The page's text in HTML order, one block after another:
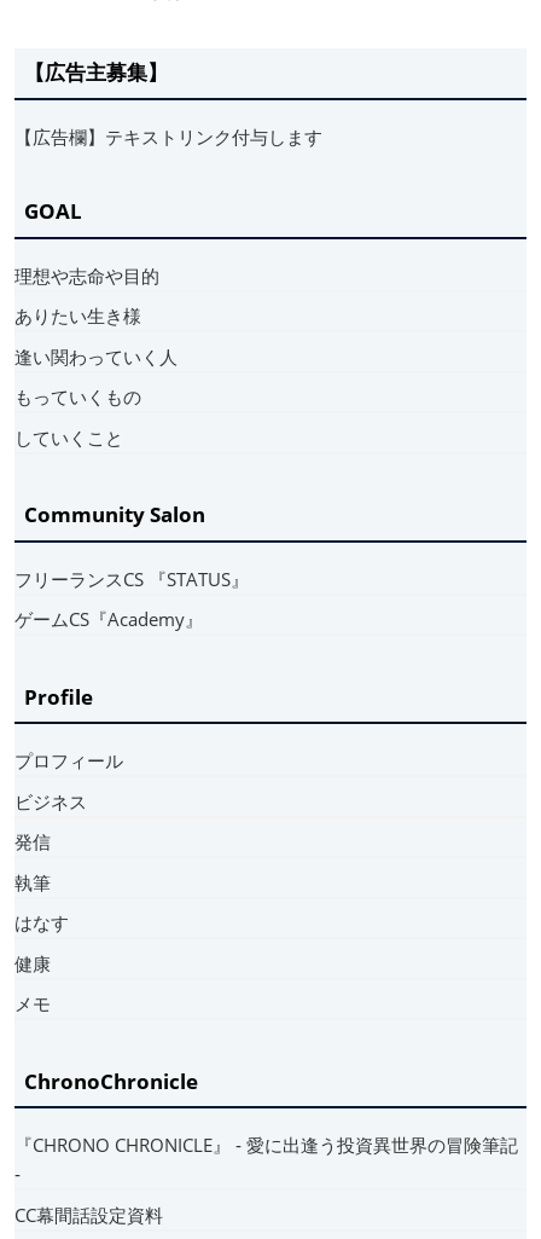
【広告主募集】
【広告欄】テキストリンク付与します
GOAL
理想や志命や目的
ありたい生き様
逢い関わっていく人
もっていくもの
していくこと
Community Salon
フリーランスCS 『STATUS』
ゲームCS『Academy』
Profile
プロフィール
ビジネス
発信
執筆
はなす
健康
メモ
ChronoChronicle
『CHRONO CHRONICLE』 ‐ 愛に出逢う投資異世界の冒険筆記
‐
CC幕間話設定資料